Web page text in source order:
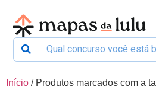
Início / Produtos marcados com a